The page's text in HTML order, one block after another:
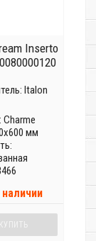
Inserto
Italon
Charme
мм
КУПИТЬ